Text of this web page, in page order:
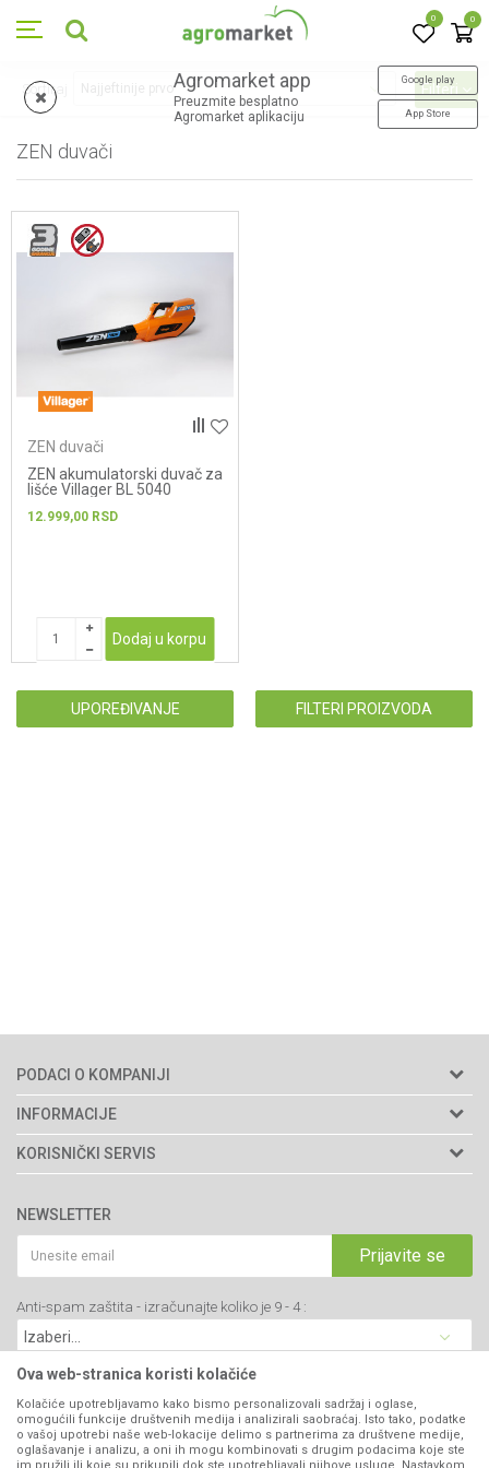
0 0
Agromarket app
Preuzmite besplatno
Agromarket aplikaciju
Google play
App Store
ZEN duvači
Sortiraj Filteri
ZEN duvači
ZEN akumulatorski duvač za
lišće Villager BL 5040
12.999,00 RSD
Dodaj u korpu
UPOREĐIVANJE FILTERI PROIZVODA
PODACI O KOMPANIJI
Agromarket doo
Adresa: Kraljevačkog bataljona 235/2
34000 Kragujevac, Srbija
webshop@agromarket.rs
PIB: 102135221
Matični broj: 07593252
INFORMACIJE
O nama
Prodavnice
Brendovi
Katalozi
Blog
Najčešća pitanja
KORISNIČKI SERVIS
Politika privatnosti
Kako kupiti
Isporuka
Click & Collect
Načini plaćanja
Plaćanje karticama
Web kredit Raiffeisen banke
Pravo na odustajanje
Reklamacije
NEWSLETTER
Prijavite se
Anti-spam zaštita - izračunajte koliko je 9 - 4 :
VIBER I SMS NEWSLETTER
Prijavite se
Ova web-stranica koristi kolačiće
Kolačiće upotrebljavamo kako bismo personalizovali sadržaj i oglase,
omogućili funkcije društvenih medija i analizirali saobraćaj. Isto tako, podatke
o vašoj upotrebi naše web-lokacije delimo s partnerima za društvene medije,
oglašavanje i analizu, a oni ih mogu kombinovati s drugim podacima koje ste